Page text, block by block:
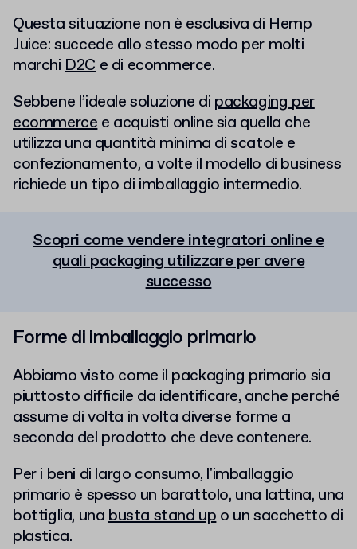
Questa situazione non è esclusiva di Hemp
Juice: succede allo stesso modo per molti
marchiD2C e di ecommerce.
Sebbene l’ideale soluzione di packaging per
ecommercee acquisti online sia quella che
utilizza una quantità minima di scatole e
confezionamento, a volte il modello di business
richiede un tipo di imballaggio intermedio.
Scopri come vendere integratori online e
quali packaging utilizzare per avere
successo
Forme di imballaggio primario
Abbiamo visto come il packaging primario sia
piuttosto difficile da identificare, anche perché
assume di volta in volta diverse forme a
seconda del prodotto che deve contenere.
Per i beni di largo consumo, l'imballaggio
primario è spesso un barattolo, una lattina, una
bottiglia, unabusta stand upo un sacchetto di
plastica.